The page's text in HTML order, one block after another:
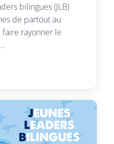
bilingues (JLB)
de partout au
rayonner le